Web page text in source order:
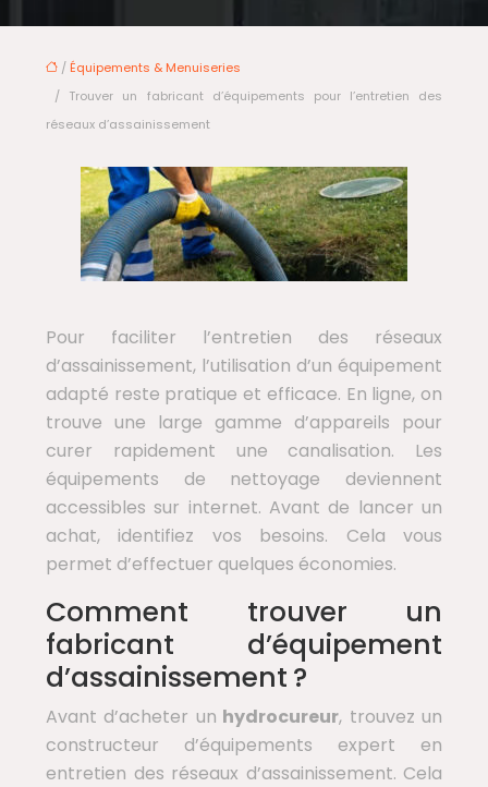
/ Équipements & Menuiseries
/ Trouver un fabricant d’équipements pour l’entretien des
réseaux d’assainissement
Pour faciliter l’entretien des réseaux
d’assainissement, l’utilisation d’un équipement
adapté reste pratique et efficace. En ligne, on
trouve une large gamme d’appareils pour
curer rapidement une canalisation. Les
équipements de nettoyage deviennent
accessibles sur internet. Avant de lancer un
achat, identifiez vos besoins. Cela vous
permet d’effectuer quelques économies.
Comment trouver un
fabricant d’équipement
d’assainissement ?
Avant d’acheter un hydrocureur, trouvez un
constructeur d’équipements expert en
entretien des réseaux d’assainissement. Cela